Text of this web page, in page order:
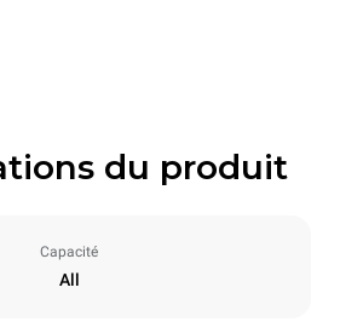
du produit
Capacité
All